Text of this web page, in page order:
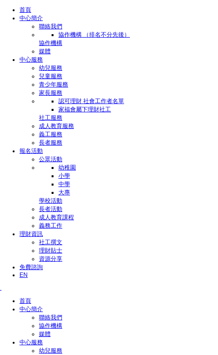
首頁
中心簡介
聯絡我們
協作機構 （排名不分先後）
協作機構
媒體
中心服務
幼兒服務
兒童服務
青少年服務
家長服務
認可理財 社會工作者名單
家福會屬下理財社工
社工服務
成人教育服務
義工服務
長者服務
報名活動
公眾活動
幼稚園
小學
中學
大專
學校活動
長者活動
成人教育課程
義務工作
理財資訊
社工撰文
理財貼士
資源分享
免費諮詢
EN
首頁
中心簡介
聯絡我們
協作機構
媒體
中心服務
幼兒服務